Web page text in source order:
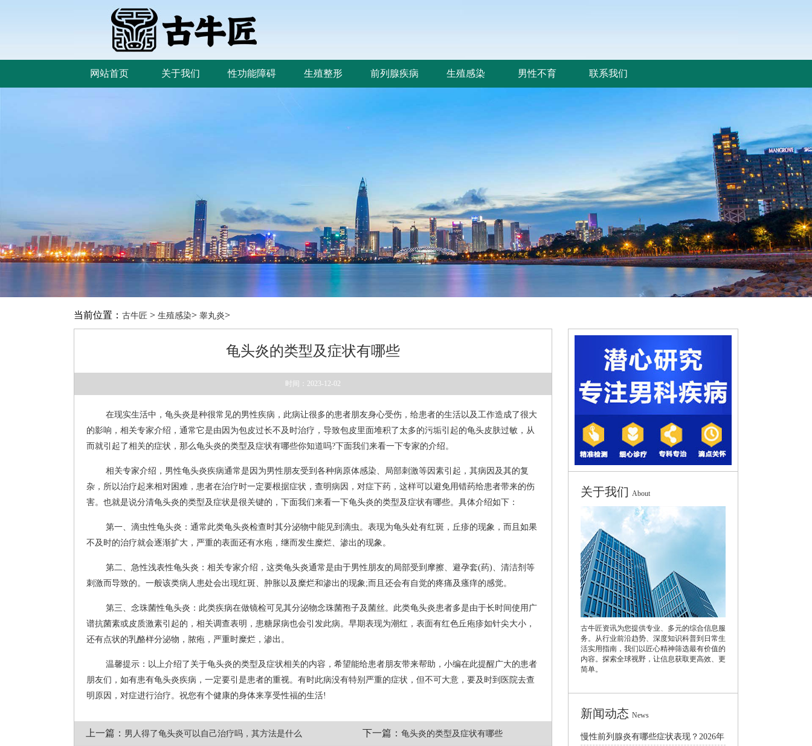
网站首页 关于我们 性功能障碍 生殖整形 前列腺疾病 生殖感染 男性不育 联系我们
当前位置： 古牛匠 > 生殖感染> 睾丸炎>
龟头炎的类型及症状有哪些
时间：2023-12-02
在现实生活中，龟头炎是种很常见的男性疾病，此病让很多的患者朋友身心受伤，给患者的生活以及工作造成了很大
的影响，相关专家介绍，通常它是由因为包皮过长不及时治疗，导致包皮里面堆积了太多的污垢引起的龟头皮肤过敏，从
而就引起了相关的症状，那么龟头炎的类型及症状有哪些你知道吗?下面我们来看一下专家的介绍。
相关专家介绍，男性龟头炎疾病通常是因为男性朋友受到各种病原体感染、局部刺激等因素引起，其病因及其的复
杂，所以治疗起来相对困难，患者在治疗时一定要根据症状，查明病因，对症下药，这样可以避免用错药给患者带来的伤
害。也就是说分清龟头炎的类型及症状是很关键的，下面我们来看一下龟头炎的类型及症状有哪些。具体介绍如下：
第一、滴虫性龟头炎：通常此类龟头炎检查时其分泌物中能见到滴虫。表现为龟头处有红斑，丘疹的现象，而且如果
不及时的治疗就会逐渐扩大，严重的表面还有水疱，继而发生糜烂、渗出的现象。
第二、急性浅表性龟头炎：相关专家介绍，这类龟头炎通常是由于男性朋友的局部受到摩擦、避孕套(药)、清洁剂等
刺激而导致的。一般该类病人患处会出现红斑、肿胀以及糜烂和渗出的现象;而且还会有自觉的疼痛及瘙痒的感觉。
第三、念珠菌性龟头炎：此类疾病在做镜检可见其分泌物念珠菌孢子及菌丝。此类龟头炎患者多是由于长时间使用广
谱抗菌素或皮质激素引起的，相关调查表明，患糖尿病也会引发此病。早期表现为潮红，表面有红色丘疱疹如针尖大小，
还有点状的乳酪样分泌物，脓疱，严重时糜烂，渗出。
温馨提示：以上介绍了关于龟头炎的类型及症状相关的内容，希望能给患者朋友带来帮助，小编在此提醒广大的患者
朋友们，如有患有龟头炎疾病，一定要引是患者的重视。有时此病没有特别严重的症状，但不可大意，要及时到医院去查
明原因，对症进行治疗。祝您有个健康的身体来享受性福的生活!
上一篇： 男人得了龟头炎可以自己治疗吗，其方法是什么 下一篇： 龟头炎的类型及症状有哪些
关于我们 About
古牛匠资讯为您提供专业、多元的综合信息服
务。从行业前沿趋势、深度知识科普到日常生
活实用指南，我们以匠心精神筛选最有价值的
内容。探索全球视野，让信息获取更高效、更
简单。
新闻动态 News
慢性前列腺炎有哪些症状表现？2026年